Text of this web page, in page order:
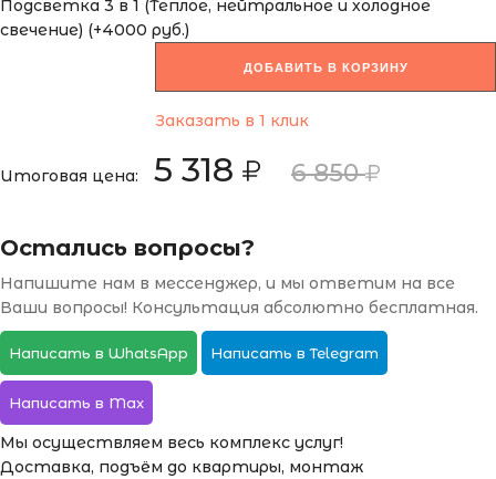
Подсветка 3 в 1 (Теплое, нейтральное и холодное
свечение) (+4000 руб.)
ДОБАВИТЬ В КОРЗИНУ
Заказать в 1 клик
Итоговая цена: 5 318 6 850
Остались вопросы?
Напишите нам в мессенджер, и мы ответим на все
Ваши вопросы! Консультация абсолютно бесплатная.
Написать в WhatsApp Написать в Telegram
Написать в Max
Мы осуществляем весь комплекс услуг!
Доставка, подъём до квартиры, монтаж